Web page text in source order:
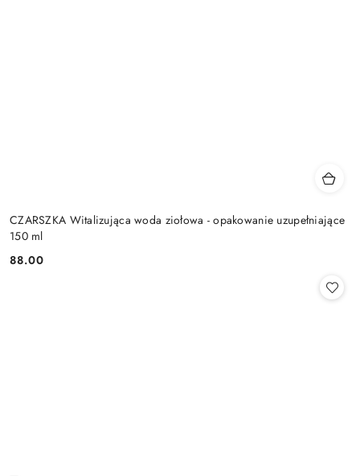
CZARSZKA Witalizująca woda ziołowa - opakowanie uzupełniające
150 ml
Cena:
88.00